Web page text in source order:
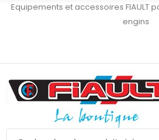
Equipements et accessoires FIAULT
engins